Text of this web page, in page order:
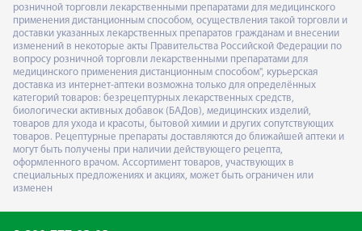
розничной торговли лекарственными препаратами для медицинского
применения дистанционным способом, осуществления такой торговли и
доставки указанных лекарственных препаратов гражданам и внесении
изменений в некоторые акты Правительства Российской Федерации по
вопросу розничной торговли лекарственными препаратами для
медицинского применения дистанционным способом", курьерская
доставка из интернет-аптеки возможна только для определённых
категорий товаров: безрецептурных лекарственных средств,
биологически активных добавок (БАДов), медицинских изделий,
товаров для ухода и красоты, бытовой химии и других сопутствующих
товаров. Рецептурные препараты доставляются до ближайшей аптеки и
могут быть получены при наличии действующего рецепта,
оформленного врачом. Ассортимент товаров, участвующих в
специальных предложениях и акциях, может быть ограничен или
изменен